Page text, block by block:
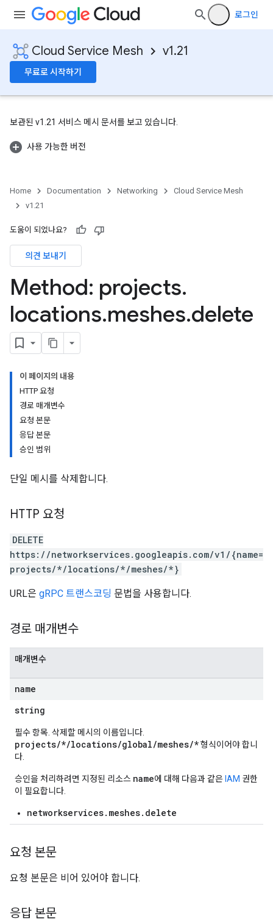
로그인
Cloud Service Mesh v1.21
무료로 시작하기
보관된 v1.21 서비스 메시 문서를 보고 있습니다.
사용 가능한 버전
Home Documentation Networking
Cloud Service Mesh
v1.21
도움이 되었나요?
의견 보내기
Method: projects.
locations.meshes.delete
이 페이지의 내용
HTTP 요청
경로 매개변수
요청 본문
응답 본문
승인 범위
단일 메시를 삭제합니다.
HTTP 요청
DELETE
https://networkservices.googleapis.com/v1/{name=
projects/*/locations/*/meshes/*}
URL은 gRPC 트랜스코딩 문법을 사용합니다.
경로 매개변수
매개변수
name
string
필수 항목. 삭제할 메시의 이름입니다.
projects/*/locations/global/meshes/*형식이어야 합니
다.
승인을 처리하려면 지정된 리소스 name에 대해 다음과 같은 IAM 권한
이 필요합니다.
networkservices.meshes.delete
요청 본문
요청 본문은 비어 있어야 합니다.
응답 본문